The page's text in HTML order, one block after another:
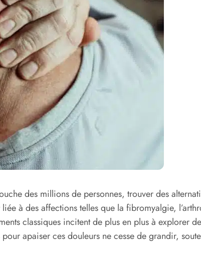
des millions de personnes, trouver des
à des affections telles que la fibromyalgie,
classiques incitent de plus en plus à explorer
apaiser ces douleurs ne cesse de grandir,